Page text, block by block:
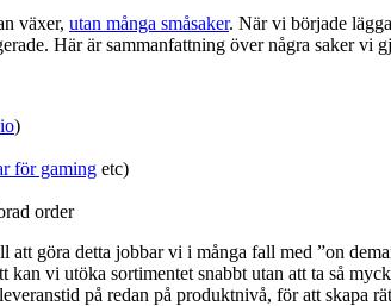
växer, utan många småsaker. När vi började
Här är sammanfattning över några saker vi
)
för gaming etc)
order
göra detta jobbar vi i många fall med ”on
vi utöka sortimentet snabbt utan att ta så
på redan på produktnivå, för att skapa